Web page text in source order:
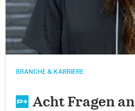
BRANCHE & KARRIERE
Acht Fragen an